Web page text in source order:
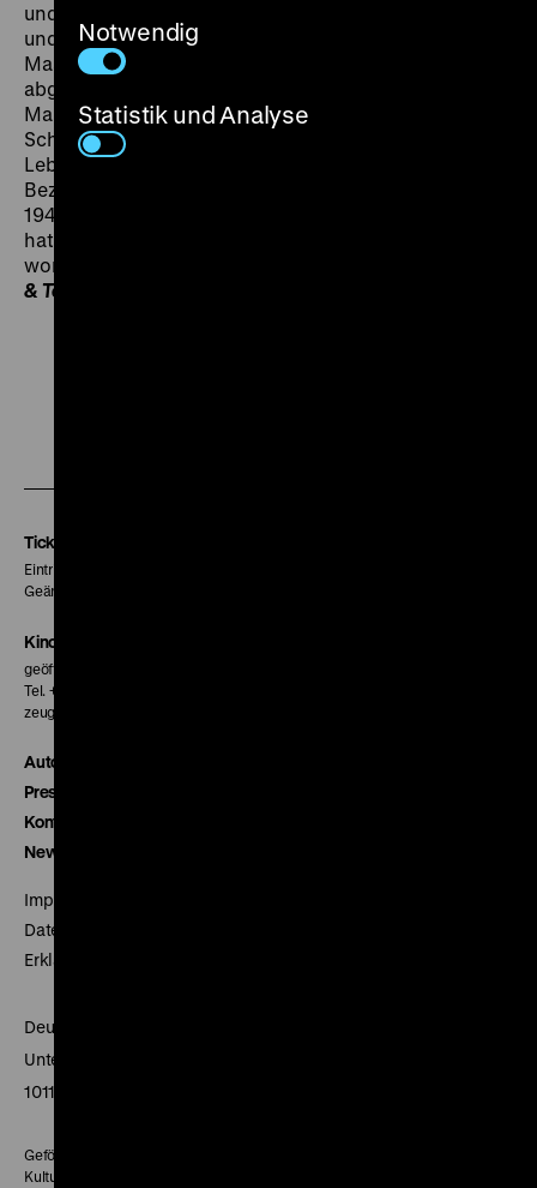
und Jetzt erleben die Beiden schöne Tage in Pompeji
und Capri. Da erfahren sie aus der Zeitung, dass die
Maschine, mit der sie in die USA fliegen wollten,
abgestürzt ist. Niemand hat das Unglück überlebt.
Manina und David nehmen dies als Wink des
Schicksals und beschließen, inkognito ein neues
Leben auf Capri zu beginnen… Die raffinierteste
Beziehungsgeschichte, die William Dieterle Ende der
1940er Jahre auf dem Höhepunkt seiner Kunst gedreht
hat. Joan Fontaine ist nie schöner in Szene gesetzt
worden. (hsp)
& Television Archive
Tickets
Eintritt 5 €
Geänderte Preise sind im Programm vermerkt.
Kinokasse
geöffnet 30 Minuten vor Beginn der ersten Vorstellung
Tel. + 49 30 20304-770
zeughauskino@dhm.de
Autor*innen
Presse
Kontakt
Newsletter
Impressum
Datenschutz
Erklärung digitale Barrierefreiheit
Deutsches Historisches Museum
Unter den Linden 2
10117 Berlin
Gefördert mit Mitteln des Beauftragten der Bundesregierung für
Kultur und Medien
Notwendig
Statistik und Analyse